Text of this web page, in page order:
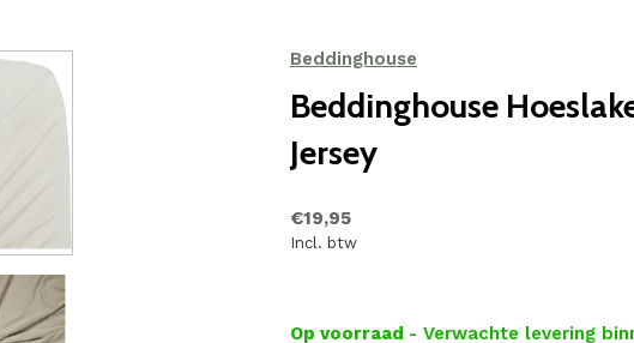
Beddinghouse
Beddinghouse
Jersey
€19,95
Incl. btw
Op voorraad - Verwachte levering